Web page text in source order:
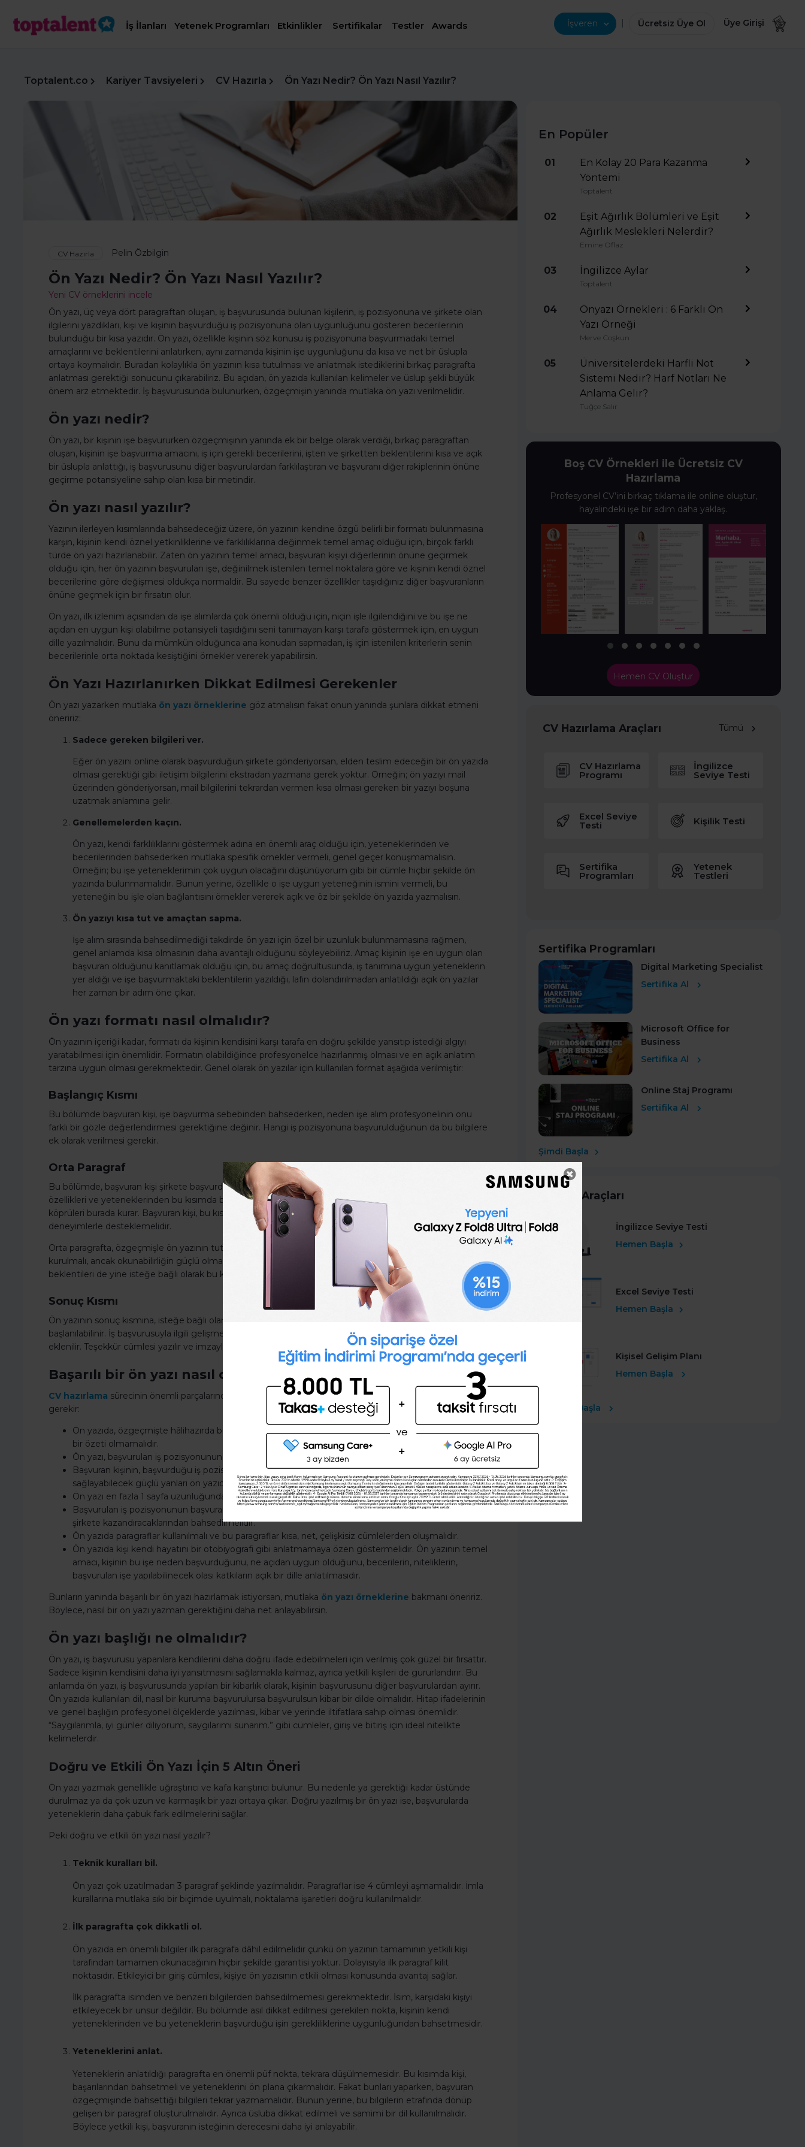
İş İlanları Yetenek Programları Etkinlikler Sertifikalar Testler Awards İşveren | Ücretsiz Üye Ol Üye Girişi
Profesyonel bir CV hazırlayıp PDF
olarak indirmek ister misin?
Toptalent.co Kariyer Tavsiyeleri CV Hazırla Ön Yazı Nedir? Ön Yazı Nasıl Yazılır?
CV Hazırla Pelin Özbilgin
Ön Yazı Nedir? Ön Yazı Nasıl Yazılır?
Yeni CV örneklerini incele
Ön yazı, üç veya dört paragraftan oluşan, iş başvurusunda bulunan kişilerin, iş pozisyonuna ve şirkete olan
ilgilerini yazdıkları, kişi ve kişinin başvurduğu iş pozisyonuna olan uygunluğunu gösteren becerilerinin
bulunduğu bir kısa yazıdır. Ön yazı, özellikle kişinin söz konusu iş pozisyonuna başvurmadaki temel
amaçlarını ve beklentilerini anlatırken, aynı zamanda kişinin işe uygunluğunu da kısa ve net bir üslupla
ortaya koymalıdır. Buradan kolaylıkla ön yazının kısa tutulması ve anlatmak istediklerini birkaç paragrafta
anlatması gerektiği sonucunu çıkarabiliriz. Bu açıdan, ön yazıda kullanılan kelimeler ve üslup şekli büyük
önem arz etmektedir. İş başvurusunda bulunurken, özgeçmişin yanında mutlaka ön yazı verilmelidir.
Ön yazı nedir?
Ön yazı, bir kişinin işe başvururken özgeçmişinin yanında ek bir belge olarak verdiği, birkaç paragraftan
oluşan, kişinin işe başvurma amacını, iş için gerekli becerilerini, işten ve şirketten beklentilerini kısa ve açık
bir üslupla anlattığı, iş başvurusunu diğer başvurulardan farklılaştıran ve başvuranı diğer rakiplerinin önüne
geçirme potansiyeline sahip olan kısa bir metindir.
Ön yazı nasıl yazılır?
Yazının ilerleyen kısımlarında bahsedeceğiz üzere, ön yazının kendine özgü belirli bir formatı bulunmasına
karşın, kişinin kendi öznel yetkinliklerine ve farklılıklarına değinmek temel amaç olduğu için, birçok farklı
türde ön yazı hazırlanabilir. Zaten ön yazının temel amacı, başvuran kişiyi diğerlerinin önüne geçirmek
olduğu için, her ön yazının başvurulan işe, değinilmek istenilen temel noktalara göre ve kişinin kendi öznel
becerilerine göre değişmesi oldukça normaldir. Bu sayede benzer özellikler taşıdığınız diğer başvuranların
önüne geçmek için bir fırsatın olur.
Ön yazı, ilk izlenim açısından da işe alımlarda çok önemli olduğu için, niçin işle ilgilendiğini ve bu işe ne
açıdan en uygun kişi olabilme potansiyeli taşıdığını seni tanımayan karşı tarafa göstermek için, en uygun
dille yazılmalıdır. Bunu da mümkün olduğunca ana konudan sapmadan, iş için istenilen kriterlerin senin
becerilerinle orta noktada kesiştiğini örnekler vererek yapabilirsin.
Ön Yazı Hazırlanırken Dikkat Edilmesi Gerekenler
Ön yazı yazarken mutlaka ön yazı örneklerine göz atmalısın fakat onun yanında şunlara dikkat etmeni
öneririz:
Sadece gereken bilgileri ver.
Eğer ön yazını online olarak başvurduğun şirkete gönderiyorsan, elden teslim edeceğin bir ön yazıda
olması gerektiği gibi iletişim bilgilerini ekstradan yazmana gerek yoktur. Örneğin; ön yazıyı mail
üzerinden gönderiyorsan, mail bilgilerini tekrardan vermen kısa olması gereken bir yazıyı boşuna
uzatmak anlamına gelir.
Genellemelerden kaçın.
Ön yazı, kendi farklılıklarını göstermek adına en önemli araç olduğu için, yeteneklerinden ve
becerilerinden bahsederken mutlaka spesifik örnekler vermeli, genel geçer konuşmamalısın.
Örneğin; bu işe yeteneklerimin çok uygun olacağını düşünüyorum gibi bir cümle hiçbir şekilde ön
yazında bulunmamalıdır. Bunun yerine, özellikle o işe uygun yeteneğinin ismini vermeli, bu
yeteneğin bu işle olan bağlantısını örnekler vererek açık ve öz bir şekilde ön yazıda yazmalısın.
Ön yazıyı kısa tut ve amaçtan sapma.
İşe alım sırasında bahsedilmediği takdirde ön yazı için özel bir uzunluk bulunmamasına rağmen,
genel anlamda kısa olmasının daha avantajlı olduğunu söyleyebiliriz. Amaç kişinin işe en uygun olan
başvuran olduğunu kanıtlamak olduğu için, bu amaç doğrultusunda, iş tanımına uygun yeteneklerin
yer aldığı ve işe başvurmaktaki beklentilerin yazıldığı, lafın dolandırılmadan anlatıldığı açık ön yazılar
her zaman bir adım öne çıkar.
Ön yazı formatı nasıl olmalıdır?
Ön yazının içeriği kadar, formatı da kişinin kendisini karşı tarafa en doğru şekilde yansıtıp istediği algıyı
yaratabilmesi için önemlidir. Formatın olabildiğince profesyonelce hazırlanmış olması ve en açık anlatım
tarzına uygun olması gerekmektedir. Genel olarak ön yazılar için kullanılan format aşağıda verilmiştir:
Başlangıç Kısmı
Bu bölümde başvuran kişi, işe başvurma sebebinden bahsederken, neden işe alım profesyonelinin onu
farklı bir gözle değerlendirmesi gerektiğine değinir. Hangi iş pozisyonuna başvurulduğunun da bu bilgilere
ek olarak verilmesi gerekir.
Orta Paragraf
Bu bölümde, başvuran kişi şirkete başvurduğu iş pozisyonuyla ilgili önerilerde bulunabilir. İşe en uygun
özellikleri ve yeteneklerinden bu kısımda bahseden başvuran, işin gereklilikleri ve kendi becerileri arasındaki
köprüleri burada kurar. Başvuran kişi, bu kısımda kendi becerilerini anlattığı kısımları mutlaka yaşamsal
deneyimlerle desteklemelidir.
Orta paragrafta, özgeçmişle ön yazının tutarlı olması adına özgeçmişte geçen bilgileri doğrulayan cümleler
kurulmalı, ancak okunabilirliğin güçlü olması adına tekrar aynı kelimeler kullanılmamalıdır. Kişinin işle ilgili
beklentileri de yine isteğe bağlı olarak bu kısma eklenilebilinir.
Sonuç Kısmı
Ön yazının sonuç kısmına, isteğe bağlı olarak, başvuruyla ilgilenen yetkili kişiye teşekkür edilerek
başlanılabilinir. İş başvurusuyla ilgili gelişmeler hakkında bilgi beklenildiği de yazılaraktan, isim ve soyad
eklenilir. Teşekkür cümlesi yazılır ve imzayla ön yazı sonlandırılır.
Başarılı bir ön yazı nasıl olmalı?
CV hazırlama sürecinin önemli parçalarından biri olan ön yazının etkili olması için şunlara dikkat edilmesi
gerekir:
Ön yazıda, özgeçmişte hâlihazırda belirtilmiş olan bilgiler tekrarlanmamalıdır veya ön yazı özgeçmişin
bir özeti olmamalıdır.
Ön yazı, başvurulan iş pozisyonunun gereklilikleri göz önünde bulundurularak yazılmalıdır.
Başvuran kişinin, başvurduğu iş pozisyonuna uygun olmasının sebepleri ve bu konuda fayda
sağlayabilecek güçlü yanları ön yazıda yer almalıdır.
Ön yazı en fazla 1 sayfa uzunluğunda olmalıdır.
Başvurulan iş pozisyonunun başvuran kişiye kazandıracaklarından çok, kişinin bu iş pozisyonuna ve
şirkete kazandıracaklarından bahsedilmelidir.
Ön yazıda paragraflar kullanılmalı ve bu paragraflar kısa, net, çelişkisiz cümlelerden oluşmalıdır.
Ön yazıda kişi kendi hayatını bir otobiyografi gibi anlatmamaya özen göstermelidir. Ön yazının temel
amacı, kişinin bu işe neden başvurduğunu, ne açıdan uygun olduğunu, becerilerin, niteliklerin,
başvurulan işe yapılabilinecek olası katkıların açık bir dille anlatılmasıdır.
Bunların yanında başarılı bir ön yazı hazırlamak istiyorsan, mutlaka ön yazı örneklerine bakmanı öneririz.
Böylece, nasıl bir ön yazı yazman gerektiğini daha net anlayabilirsin.
Ön yazı başlığı ne olmalıdır?
Ön yazı, iş başvurusu yapanlara kendilerini daha doğru ifade edebilmeleri için verilmiş çok güzel bir fırsattır.
Sadece kişinin kendisini daha iyi yansıtmasını sağlamakla kalmaz, ayrıca yetkili kişileri de gururlandırır. Bu
anlamda ön yazı, iş başvurusunda yapılan bir kibarlık olarak, kişinin başvurusunu diğer başvurulardan ayırır.
Ön yazıda kullanılan dil, nasıl bir kuruma başvurulursa başvurulsun kibar bir dilde olmalıdır. Hitap ifadelerinin
ve genel başlığın profesyonel ölçeklerde yazılması, kibar ve yerinde iltifatlara sahip olması önemlidir.
“Saygılarımla, iyi günler diliyorum, saygılarımı sunarım.” gibi cümleler, giriş ve bitiriş için ideal nitelikte
kelimelerdir.
Doğru ve Etkili Ön Yazı İçin 5 Altın Öneri
Ön yazı yazmak genellikle uğraştırıcı ve kafa karıştırıcı bulunur. Bu nedenle ya gerektiği kadar üstünde
durulmaz ya da çok uzun ve karmaşık bir yazı ortaya çıkar. Doğru yazılmış bir ön yazı ise, başvurularda
yeteneklerin daha çabuk fark edilmelerini sağlar.
Peki doğru ve etkili ön yazı nasıl yazılır?
Teknik kuralları bil.
Ön yazı çok uzatılmadan 3 paragraf şeklinde yazılmalıdır. Paragraflar ise 4 cümleyi aşmamalıdır. İmla
kurallarına mutlaka sıkı bir biçimde uyulmalı, noktalama işaretleri doğru kullanılmalıdır.
İlk paragrafta çok dikkatli ol.
Ön yazıda en önemli bilgiler ilk paragrafa dâhil edilmelidir çünkü ön yazının tamamının yetkili kişi
tarafından tamamen okunacağının hiçbir şekilde garantisi yoktur. Dolayısıyla ilk paragraf kilit
noktasıdır. Etkileyici bir giriş cümlesi, kişiye ön yazısının etkili olması konusunda avantaj sağlar.
İlk paragrafta isimden ve benzeri bilgilerden bahsedilmemesi gerekmektedir. İsim, karşıdaki kişiyi
etkileyecek bir unsur değildir. Bu bölümde asıl dikkat edilmesi gerekilen nokta, kişinin kendi
yeteneklerinden ve bu yeteneklerin başvurduğu işin gerekliliklerine uygunluğundan bahsetmesidir.
Yeteneklerini anlat.
Yeteneklerin anlatıldığı paragrafta en önemli püf nokta, tekrara düşülmemesidir. Bu kısımda kişi,
başarılarından bahsetmeli ve yeteneklerini ön plana çıkarmalıdır. Fakat bunları yaparken, başvuran
özgeçmişinde bahsettiği bilgileri tekrar yazmamalıdır. Bunun yerine, bu bilgilerin etrafında dönüp
gelişen bir paragraf oluşturulmalıdır. Ayrıca üsluba dikkat edilmeli ve samimi bir dil kullanılmalıdır.
Böylece yetkili kişi, başvuranın isteğinin derecesini daha iyi anlayabilir.
En Popüler
01
En Kolay 20 Para Kazanma
Yöntemi
Toptalent
02
Eşit Ağırlık Bölümleri ve Eşit
Ağırlık Meslekleri Nelerdir?
Emine Oflaz
03 İngilizce Aylar
Toptalent
04
Önyazı Örnekleri : 6 Farklı Ön
Yazı Örneği
Merve Coşkun
05
Üniversitelerdeki Harfli Not
Sistemi Nedir? Harf Notları Ne
Anlama Gelir?
Tuğçe Salır
Boş CV Örnekleri ile Ücretsiz CV
Hazırlama
Profesyonel CV’ini birkaç tıklama ile online oluştur,
hayalindeki işe bir adım daha yaklaş.
Hemen CV Oluştur
CV Hazırlama Araçları Tümü
CV Hazırlama
Programı
İngilizce
Seviye Testi
Excel Seviye
Testi Kişilik Testi
Sertifika
Programları
Yetenek
Testleri
Sertifika Programları
Digital Marketing Specialist
Sertifika Al
Microsoft Office for
Business
Sertifika Al
Online Staj Programı
Sertifika Al
Şimdi Başla
Kariyer Araçları
İngilizce Seviye Testi
Hemen Başla
Excel Seviye Testi
Hemen Başla
Kişisel Gelişim Planı
Hemen Başla
Ücretsiz Başla